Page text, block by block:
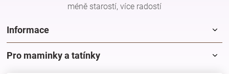
méně starostí, více radostí
Informace
Pro maminky a tatínky